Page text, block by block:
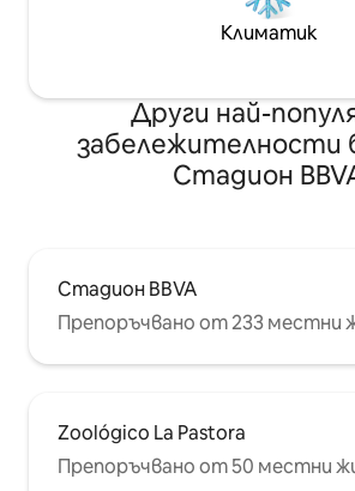
Климатик
Други най-
забележителности
Стадион
Стадион BBVA
Препоръчвано от 233 местни
Zoológico La Pastora
Препоръчвано от 50 местни